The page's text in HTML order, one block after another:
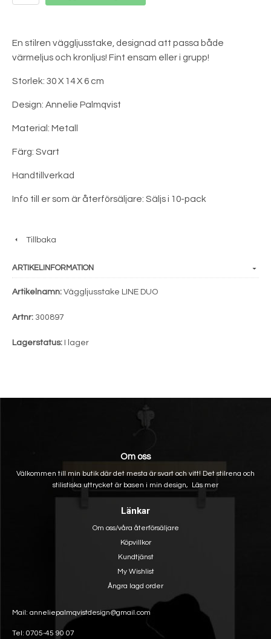
En stilren väggljusstake, designad att passa både
värmeljus och kronljus! Fint ensam eller i grupp!
Storlek: 30 X 14 X 6 cm
Design: Annelie Palmqvist
Material: Metall
Färg: Svart
Handtillverkad
Info till er som är återförsäljare: Säljs i 10-pack
Tillbaka
ARTIKELINFORMATION
Artikelnamn: Väggljusstake LINE DUO
Artnr: 300897
Lagerstatus: I lager
Om oss
Välkommen till min butik där det mesta är svart och vitt! Det stilrena och
stilistiska uttrycket är basen i min design, Läs mer
Länkar
Om oss/våra återförsäljare
Köpvillkor
Kundtjänst
My Wishlist
Ångra lagd order
Mail: anneliepalmqvistdesign@gmail.com
Tel: 0705-45 90 07